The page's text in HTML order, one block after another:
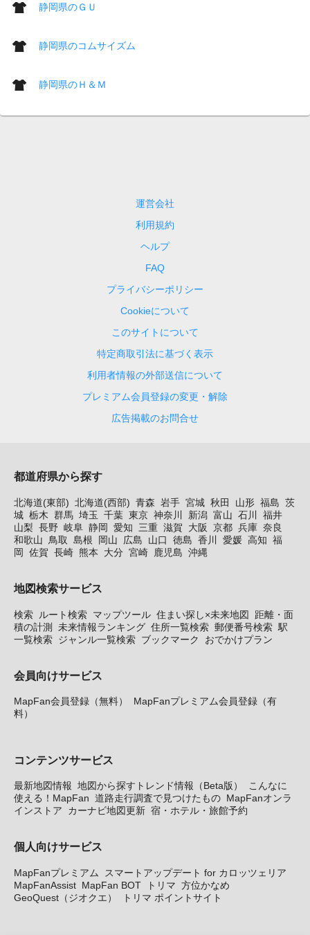
静岡県のＧＵ
静岡県のコムサイズム
静岡県のＨ＆Ｍ
運営会社
利用規約
ヘルプ
FAQ
プライバシーポリシー
Cookieについて
このサイトについて
特定商取引法に基づく表示
利用者情報の外部送信について
プレミアム会員登録の変更・解除
広告掲載のお問合せ
都道府県から探す
北海道(東部) 北海道(西部) 青森 岩手 宮城 秋田 山形 福島 茨
城 栃木 群馬 埼玉 千葉 東京 神奈川 新潟 富山 石川
福井
山梨 長野 岐阜 静岡 愛知 三重 滋賀 大阪 京都 兵庫 奈良
和歌山
鳥取 島根 岡山 広島 山口 徳島 香川 愛媛 高知 福
岡
佐賀 長崎 熊本 大分 宮崎 鹿児島 沖縄
地図検索サービス
検索 ルート検索 マップツール 住まい探し×未来地図
距離・面
積の計測 未来情報ランキング 住所一覧検索 郵便番号検索 駅
一覧検索 ジャンル一覧検索 ブックマーク おでかけプラン
会員向けサービス
MapFan会員登録（無料）
MapFanプレミアム会員登録（有
料）
コンテンツサービス
最新地図情報 地図から探すトレンド情報（Beta版）
こんなに
使える！MapFan 道路走行調査で見つけたもの MapFanオンラ
インストア
カーナビ地図更新 宿・ホテル・旅館予約
個人向けサービス
MapFanプレミアム
スマートアップデート for カロッツェリア
MapFanAssist MapFan BOT トリマ 方位かなめ
GeoQuest（ジオクエ）
トリマ ポイントサイト